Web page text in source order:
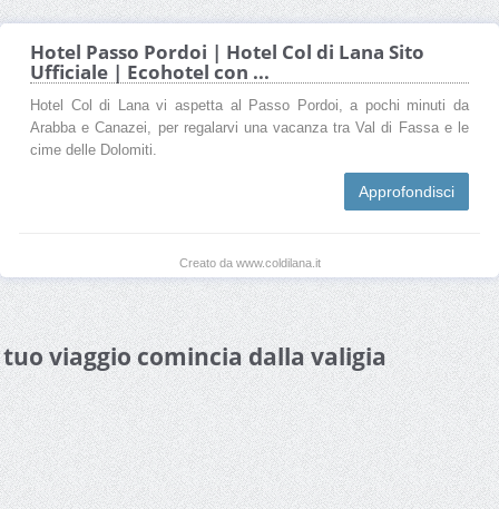
Hotel Passo Pordoi | Hotel Col di Lana Sito
Ufficiale | Ecohotel con ...
Hotel Col di Lana vi aspetta al Passo Pordoi, a pochi minuti da
Arabba e Canazei, per regalarvi una vacanza tra Val di Fassa e le
cime delle Dolomiti.
Approfondisci
Creato da www.coldilana.it
viaggio comincia dalla valigia